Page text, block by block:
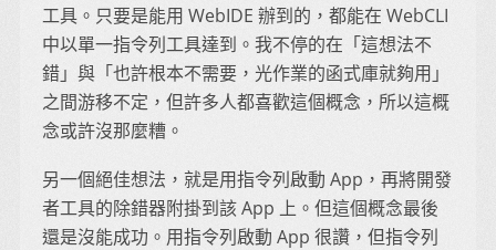
工具。只要是能用 WebIDE 辦到的，都能在 WebCLI
中以單一指令列工具達到。我不停的在「這想法不
錯」與「也許根本不需要，光作業的函式庫就夠用」
之間游移不定，但許多人都喜歡這個概念，所以這概
念或許沒那麼糟。
另一個絕佳想法，就是用指令列啟動 App，再將開發
者工具的除錯器附掛到該 App 上。但這個概念最後
還是沒能成功。用指令列啟動 App 很讚，但指令列